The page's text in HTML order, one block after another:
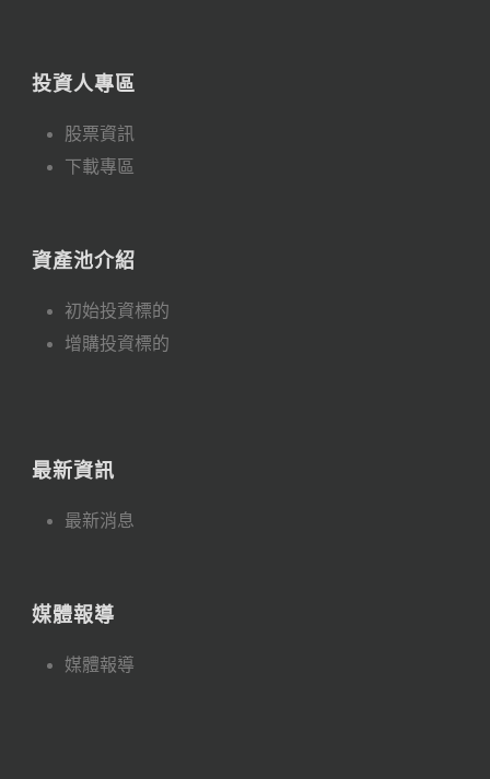
投資人專區
股票資訊
下載專區
資產池介紹
初始投資標的
增購投資標的
最新資訊
最新消息
媒體報導
媒體報導